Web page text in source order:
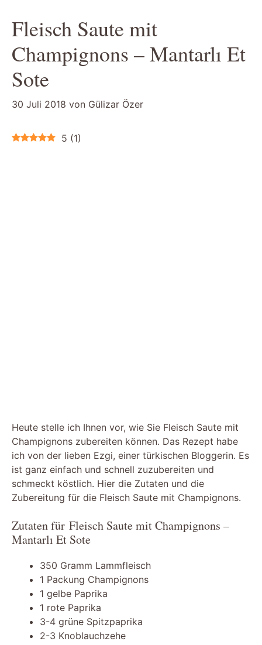
Fleisch Saute mit
Champignons – Mantarlı Et
Sote
30 Juli 2018 von Gülizar Özer
5 (1)
Heute stelle ich Ihnen vor, wie Sie Fleisch Saute mit
Champignons zubereiten können. Das Rezept habe
ich von der lieben Ezgi, einer türkischen Bloggerin. Es
ist ganz einfach und schnell zuzubereiten und
schmeckt köstlich. Hier die Zutaten und die
Zubereitung für die Fleisch Saute mit Champignons.
Zutaten für Fleisch Saute mit Champignons –
Mantarlı Et Sote
350 Gramm Lammfleisch
1 Packung Champignons
1 gelbe Paprika
1 rote Paprika
3-4 grüne Spitzpaprika
2-3 Knoblauchzehe